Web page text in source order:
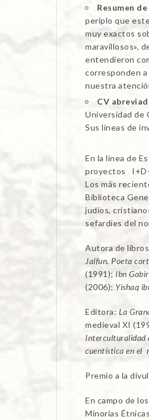
Resumen
periplo que
muy exactos
maravillosos»,
entendieron
corresponden
nuestra
CV
Universidad de
Sus líneas de
En la línea de
proyectos
Los más
Biblioteca
judíos,
sefardíes del
Autora de
Jalfun. Poeta
(1991); Ibn
(2006); Yishaq
Editora: La
medieval XI
Interculturalidad
cuentística en el
Premio a la
En campo de
Minorías